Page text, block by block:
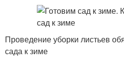
Проведение уборки листьев
сада к зиме